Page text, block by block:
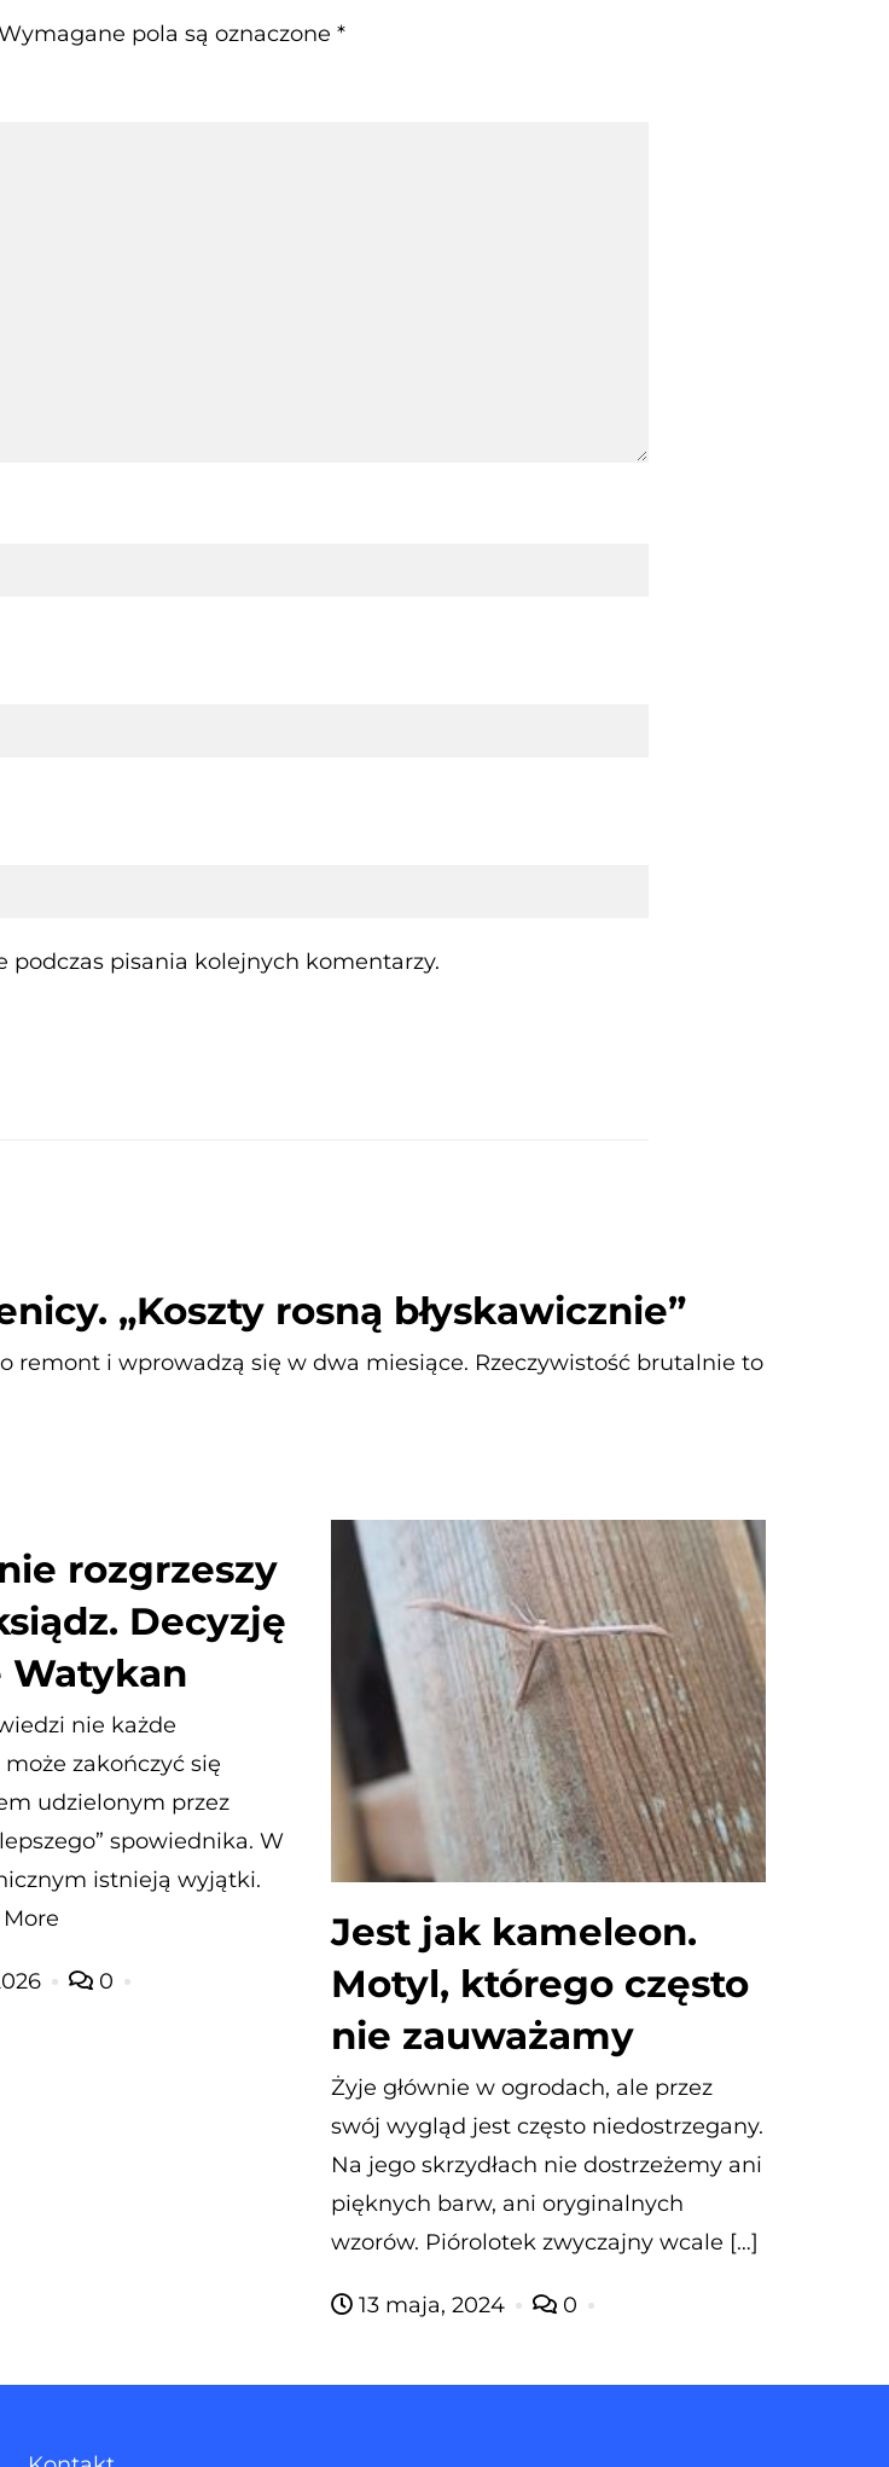
pola są oznaczone *
pisania kolejnych komentarzy.
„Koszty rosną błyskawicznie”
remont i wprowadzą się w dwa miesiące. Rzeczywistość brutalnie to
rozgrzeszy
Decyzję
nie każde
zakończyć się
udzielonym przez
spowiednika. W
istnieją wyjątki.
More
0
Jest jak kameleon.
Motyl, którego często
nie zauważamy
Żyje głównie w ogrodach, ale przez
swój wygląd jest często niedostrzegany.
Na jego skrzydłach nie dostrzeżemy ani
pięknych barw, ani oryginalnych
wzorów. Piórolotek zwyczajny wcale […]
13 maja, 2024 0